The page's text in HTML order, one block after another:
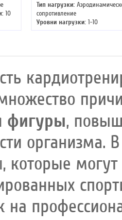
10
Тип нагрузки:
сопротивление
Уровни нагрузки: 1-10
Тип дисплея:
фигуры,
организма.
которые
на